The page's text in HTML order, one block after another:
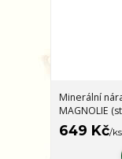
Minerální
MAGNOLIE
649 Kč/ks